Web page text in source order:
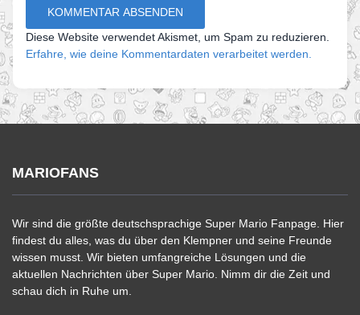
Diese Website verwendet Akismet, um Spam zu reduzieren.
Erfahre, wie deine Kommentardaten verarbeitet werden.
MARIOFANS
Wir sind die größte deutschsprachige Super Mario Fanpage. Hier
findest du alles, was du über den Klempner und seine Freunde
wissen musst. Wir bieten umfangreiche Lösungen und die
aktuellen Nachrichten über Super Mario. Nimm dir die Zeit und
schau dich in Ruhe um.